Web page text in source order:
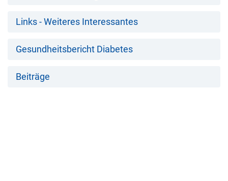
Links - Weiteres Interessantes
Gesundheitsbericht Diabetes
Beiträge